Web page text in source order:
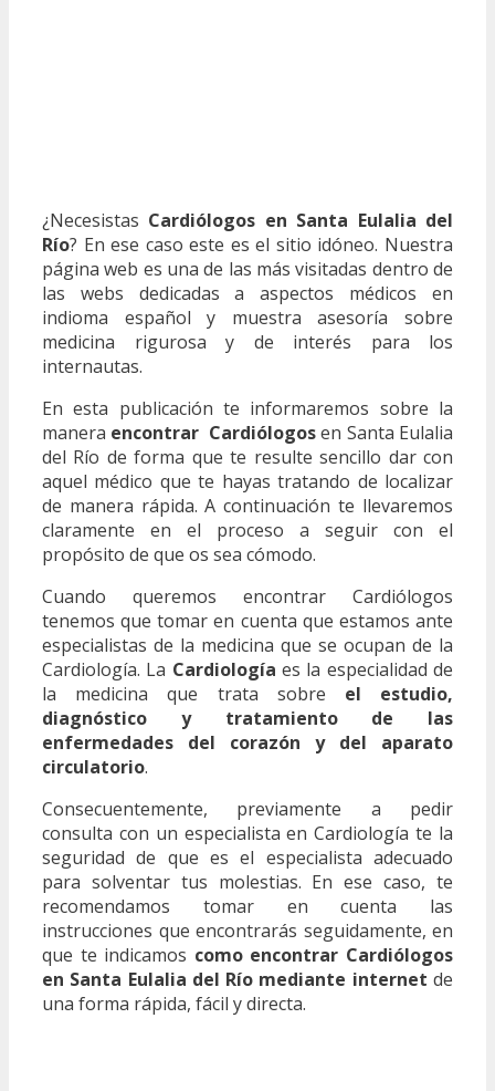
¿Necesistas Cardiólogos en Santa Eulalia del
Río? En ese caso este es el sitio idóneo. Nuestra
página web es una de las más visitadas dentro de
las webs dedicadas a aspectos médicos en
indioma español y muestra asesoría sobre
medicina rigurosa y de interés para los
internautas.
En esta publicación te informaremos sobre la
manera encontrar Cardiólogosen Santa Eulalia
del Río de forma que te resulte sencillo dar con
aquel médico que te hayas tratando de localizar
de manera rápida. A continuación te llevaremos
claramente en el proceso a seguir con el
propósito de que os sea cómodo.
Cuando queremos encontrar Cardiólogos
tenemos que tomar en cuenta que estamos ante
especialistas de la medicina que se ocupan de la
Cardiología. La Cardiología es la especialidad de
la medicina que trata sobre el estudio,
diagnóstico y tratamiento de las
enfermedades del corazón y del aparato
circulatorio.
Consecuentemente, previamente a pedir
consulta con un especialista en Cardiología te la
seguridad de que es el especialista adecuado
para solventar tus molestias. En ese caso, te
recomendamos tomar en cuenta las
instrucciones que encontrarás seguidamente, en
que te indicamos como encontrar Cardiólogos
en Santa Eulalia del Río mediante internet de
una forma rápida, fácil y directa.